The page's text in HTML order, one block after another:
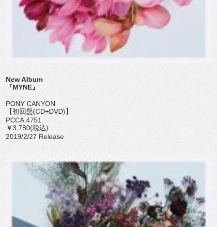
New Album
『MYNE』
PONY CANYON
【初回盤(CD+DVD)】
PCCA.4751
￥3,780(税込)
2019/2/27 Release